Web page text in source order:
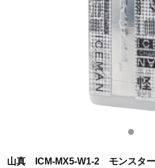
山真 ICM-MX5-W1-2 モンスター